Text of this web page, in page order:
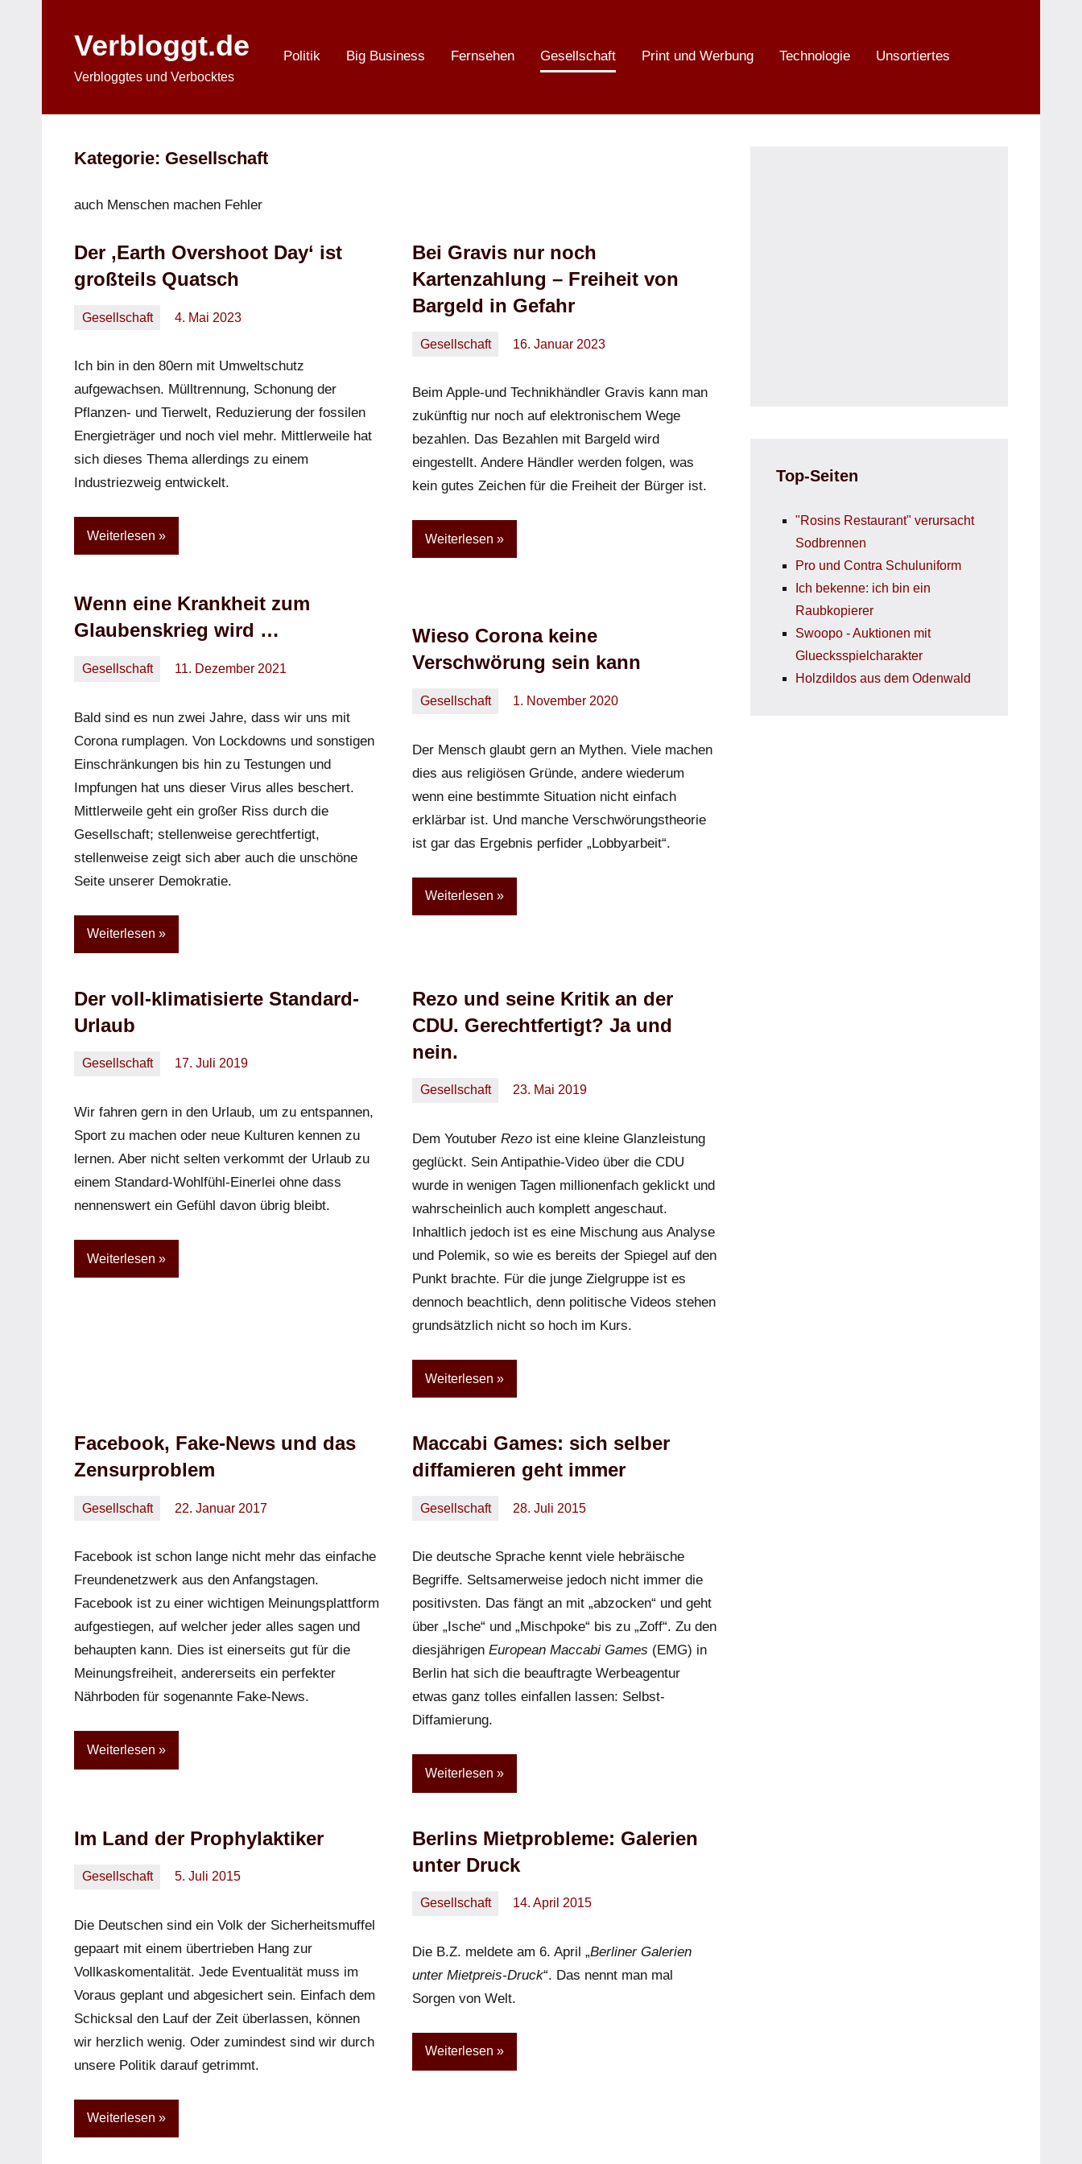
springenVerbloggt.de
Verbloggtes und Verbocktes
Politik Big Business Fernsehen Gesellschaft Print und Werbung Technologie Unsortiertes
Kategorie: Gesellschaft
auch Menschen machen Fehler
Der ‚Earth Overshoot Day‘ ist
großteils Quatsch
Gesellschaft
4. Mai 2023
Ich bin in den 80ern mit Umweltschutz
aufgewachsen. Mülltrennung, Schonung der
Pflanzen- und Tierwelt, Reduzierung der fossilen
Energieträger und noch viel mehr. Mittlerweile hat
sich dieses Thema allerdings zu einem
Industriezweig entwickelt.
Weiterlesen
Bei Gravis nur noch
Kartenzahlung – Freiheit von
Bargeld in Gefahr
Gesellschaft
16. Januar 2023
Beim Apple-und Technikhändler Gravis kann man
zukünftig nur noch auf elektronischem Wege
bezahlen. Das Bezahlen mit Bargeld wird
eingestellt. Andere Händler werden folgen, was
kein gutes Zeichen für die Freiheit der Bürger ist.
Weiterlesen
Wenn eine Krankheit zum
Glaubenskrieg wird …
Gesellschaft
11. Dezember 2021
Bald sind es nun zwei Jahre, dass wir uns mit
Corona rumplagen. Von Lockdowns und sonstigen
Einschränkungen bis hin zu Testungen und
Impfungen hat uns dieser Virus alles beschert.
Mittlerweile geht ein großer Riss durch die
Gesellschaft; stellenweise gerechtfertigt,
stellenweise zeigt sich aber auch die unschöne
Seite unserer Demokratie.
Weiterlesen
Wieso Corona keine
Verschwörung sein kann
Gesellschaft
1. November 2020
Der Mensch glaubt gern an Mythen. Viele machen
dies aus religiösen Gründe, andere wiederum
wenn eine bestimmte Situation nicht einfach
erklärbar ist. Und manche Verschwörungstheorie
ist gar das Ergebnis perfider „Lobbyarbeit“.
Weiterlesen
Der voll-klimatisierte Standard-
Urlaub
Gesellschaft
17. Juli 2019
Wir fahren gern in den Urlaub, um zu entspannen,
Sport zu machen oder neue Kulturen kennen zu
lernen. Aber nicht selten verkommt der Urlaub zu
einem Standard-Wohlfühl-Einerlei ohne dass
nennenswert ein Gefühl davon übrig bleibt.
Weiterlesen
Rezo und seine Kritik an der
CDU. Gerechtfertigt? Ja und
nein.
Gesellschaft
23. Mai 2019
Dem Youtuber Rezo ist eine kleine Glanzleistung
geglückt. Sein Antipathie-Video über die CDU
wurde in wenigen Tagen millionenfach geklickt und
wahrscheinlich auch komplett angeschaut.
Inhaltlich jedoch ist es eine Mischung aus Analyse
und Polemik, so wie es bereits der Spiegel auf den
Punkt brachte. Für die junge Zielgruppe ist es
dennoch beachtlich, denn politische Videos stehen
grundsätzlich nicht so hoch im Kurs.
Weiterlesen
Facebook, Fake-News und das
Zensurproblem
Gesellschaft
22. Januar 2017
Facebook ist schon lange nicht mehr das einfache
Freundenetzwerk aus den Anfangstagen.
Facebook ist zu einer wichtigen Meinungsplattform
aufgestiegen, auf welcher jeder alles sagen und
behaupten kann. Dies ist einerseits gut für die
Meinungsfreiheit, andererseits ein perfekter
Nährboden für sogenannte Fake-News.
Weiterlesen
Maccabi Games: sich selber
diffamieren geht immer
Gesellschaft
28. Juli 2015
Die deutsche Sprache kennt viele hebräische
Begriffe. Seltsamerweise jedoch nicht immer die
positivsten. Das fängt an mit „abzocken“ und geht
über „Ische“ und „Mischpoke“ bis zu „Zoff“. Zu den
diesjährigen European Maccabi Games (EMG) in
Berlin hat sich die beauftragte Werbeagentur
etwas ganz tolles einfallen lassen: Selbst-
Diffamierung.
Weiterlesen
Im Land der Prophylaktiker
Gesellschaft
5. Juli 2015
Die Deutschen sind ein Volk der Sicherheitsmuffel
gepaart mit einem übertrieben Hang zur
Vollkaskomentalität. Jede Eventualität muss im
Voraus geplant und abgesichert sein. Einfach dem
Schicksal den Lauf der Zeit überlassen, können
wir herzlich wenig. Oder zumindest sind wir durch
unsere Politik darauf getrimmt.
Weiterlesen
Berlins Mietprobleme: Galerien
unter Druck
Gesellschaft
14. April 2015
Die B.Z. meldete am 6. April „Berliner Galerien
unter Mietpreis-Druck“. Das nennt man mal
Sorgen von Welt.
Weiterlesen
Top-Seiten
"Rosins Restaurant" verursacht
Sodbrennen
Pro und Contra Schuluniform
Ich bekenne: ich bin ein
Raubkopierer
Swoopo - Auktionen mit
Gluecksspielcharakter
Holzdildos aus dem Odenwald